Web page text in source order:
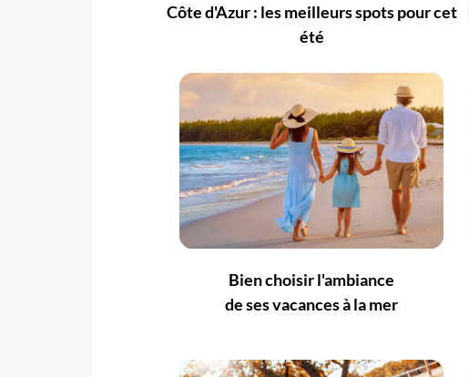
Côte d'Azur : les meilleurs spots pour cet
été
Bien choisir l'ambiance
de ses vacances à la mer